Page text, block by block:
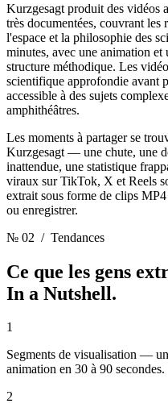
Kurzgesagt produit des vidéos
très documentées, couvrant
l'espace et la philosophie des
minutes, avec une animation
structure méthodique. Les
scientifique approfondie avant
accessible à des sujets
amphithéâtres.
Les moments à partager se
Kurzgesagt — une chute, une
inattendue, une statistique
viraux sur TikTok, X et Reels
extrait sous forme de clips
ou enregistrer.
№ 02 / Tendances
Ce que les gens
In a Nutshell.
1
Segments de visualisation —
animation en 30 à 90 secondes.
2